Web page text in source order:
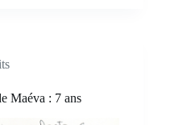
Maéva : 7 ans